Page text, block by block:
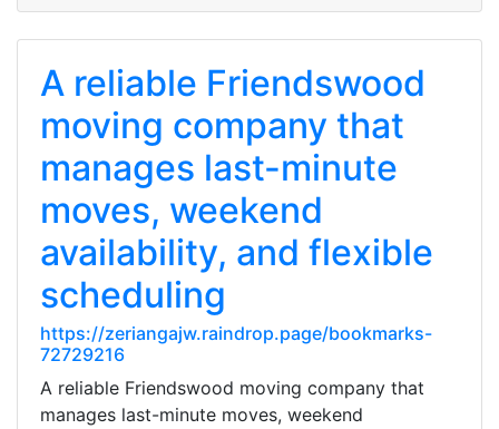
A reliable Friendswood
moving company that
manages last-minute
moves, weekend
availability, and flexible
scheduling
https://zeriangajw.raindrop.page/bookmarks-
72729216
A reliable Friendswood moving company that
manages last-minute moves, weekend